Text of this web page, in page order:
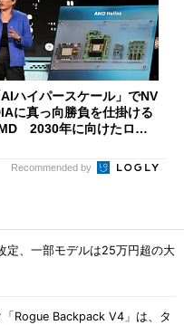
AIハイパースケール」でNV
に真っ向勝負を仕掛ける
2030年に向けたロー
Recommended by
定、一部モデルは25万円超の大
Rogue Backpack V4」は、タ